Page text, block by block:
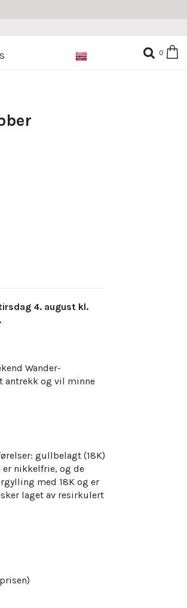
4. august kl.
Wander-
antrekk og vil minne
gullbelagt (18K)
er nikkelfrie, og de
med 18K og er
laget av resirkulert
0